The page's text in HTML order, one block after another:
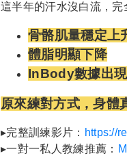
這半年的汗水沒白流，完
骨骼肌量穩定上
體脂明顯下降
InBody數據出
原來練對方式，身體
▸完整訓練影片： https://
▸一對一私人教練推薦：